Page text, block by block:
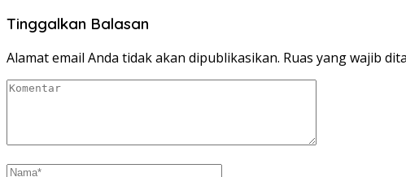
Tinggalkan Balasan
Alamat email Anda tidak akan dipublikasikan. Ruas yang wajib